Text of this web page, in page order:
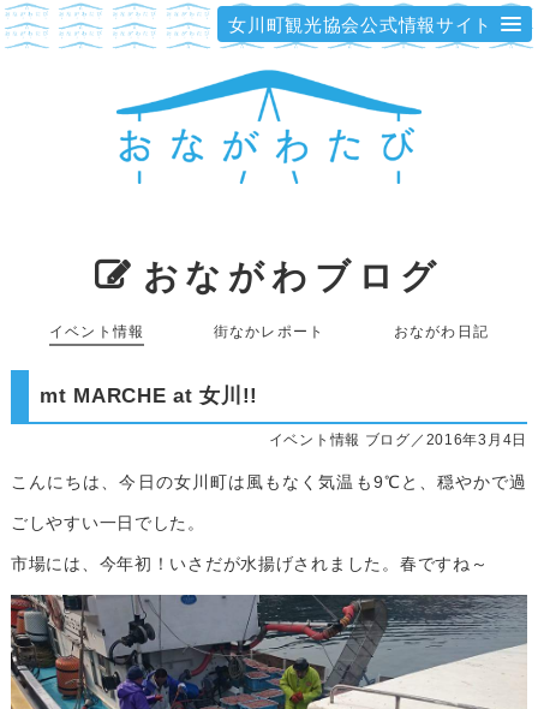
女川町観光協会公式情報サイト
おながわブログ
イベント情報 街なかレポート おながわ日記
mt MARCHE at 女川!!
イベント情報 ブログ／2016年3月4日
こんにちは、今日の女川町は風もなく気温も9℃と、穏やかで過
ごしやすい一日でした。
市場には、今年初！いさだが水揚げされました。春ですね～